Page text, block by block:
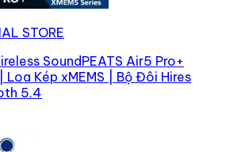
STORE
SoundPEATS Air5 Pro+
Kép xMEMS | Bộ Đôi Hires
5.4